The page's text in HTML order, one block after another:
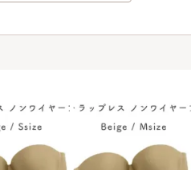
りの)】 (バスト：F65)
人として)